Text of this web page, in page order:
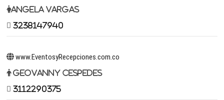
Angela Vargas
3238147940
www.EventosyRecepciones.com.co
Geovanny Cespedes
3112290375